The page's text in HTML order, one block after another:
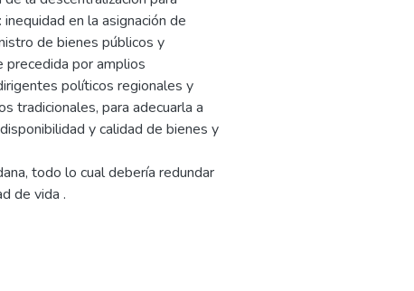
en la asignación de
de bienes públicos y
precedida por amplios
políticos regionales y
tradicionales, para adecuarla a
y calidad de bienes y
todo lo cual debería redundar
de vida .